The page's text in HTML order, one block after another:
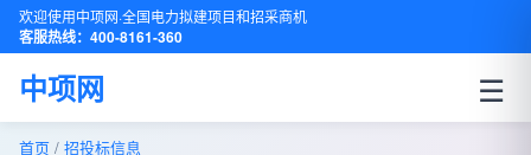
欢迎使用中项网·全国电力拟建项目和招采商机
客服热线：400-8161-360
中项网 ☰
首页 / 招投标信息